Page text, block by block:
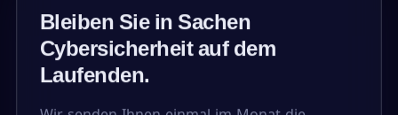
Bleiben Sie in Sachen
Cybersicherheit auf dem
Laufenden.